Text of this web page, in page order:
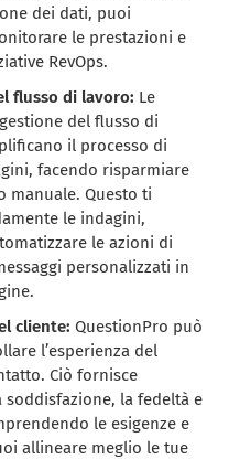
dei dati, puoi
le prestazioni e
RevOps.
flusso di lavoro: Le
del flusso di
il processo di
facendo risparmiare
manuale. Questo ti
le indagini,
le azioni di
personalizzati in
cliente:QuestionPro può
l’esperienza del
Ciò fornisce
la fedeltà e
le esigenze e
allineare meglio le tue